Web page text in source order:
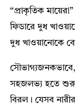
“প্রাকৃতিক
ফিডারে দুধ
দুধ খাওয়ানোকে
সৌভাগ্যজনকভাবে,
সহজলভ্য হতে শুরু
বিরল। যেসব